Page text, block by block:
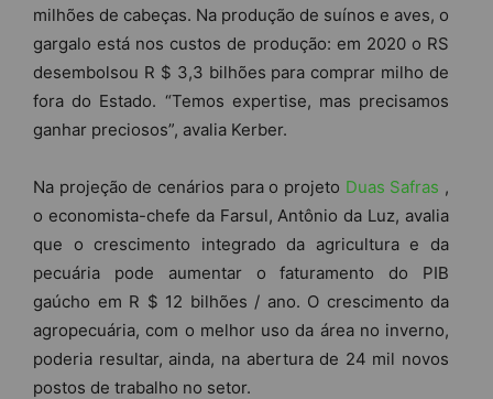
milhões de cabeças. Na produção de suínos e aves, o
gargalo está nos custos de produção: em 2020 o RS
desembolsou R $ 3,3 bilhões para comprar milho de
fora do Estado. “Temos expertise, mas precisamos
ganhar preciosos”, avalia Kerber.
Na projeção de cenários para o projeto Duas Safras ,
o economista-chefe da Farsul, Antônio da Luz, avalia
que o crescimento integrado da agricultura e da
pecuária pode aumentar o faturamento do PIB
gaúcho em R $ 12 bilhões / ano. O crescimento da
agropecuária, com o melhor uso da área no inverno,
poderia resultar, ainda, na abertura de 24 mil novos
postos de trabalho no setor.